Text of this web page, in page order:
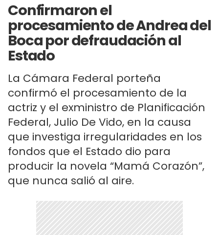
Confirmaron el
procesamiento de Andrea del
Boca por defraudación al
Estado
La Cámara Federal porteña
confirmó el procesamiento de la
actriz y el exministro de Planificación
Federal, Julio De Vido, en la causa
que investiga irregularidades en los
fondos que el Estado dio para
producir la novela “Mamá Corazón”,
que nunca salió al aire.